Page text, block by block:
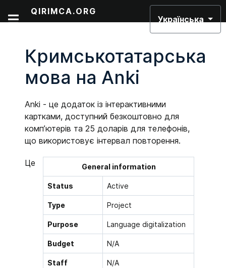
QIRIMCA.ORG
Українська
Кримськотатарська
мова на Anki
Anki - це додаток із інтерактивними
картками, доступний безкоштовно для
комп’ютерів та 25 доларів для телефонів,
що використовує інтервал повторення.
General information
Status Active
Type Project
Purpose Language digitalization
Budget N/A
Staff N/A
Це